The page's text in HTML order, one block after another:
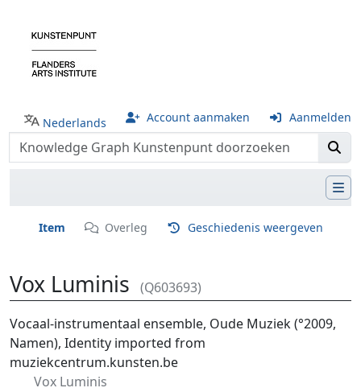
Nederlands Account aanmaken Aanmelden
Item Overleg Geschiedenis weergeven
Vox Luminis (Q603693)
Ga naar:navigatie,zoeken
Vocaal-instrumentaal ensemble, Oude Muziek (°2009,
Namen), Identity imported from
muziekcentrum.kunsten.be
Vox Luminis